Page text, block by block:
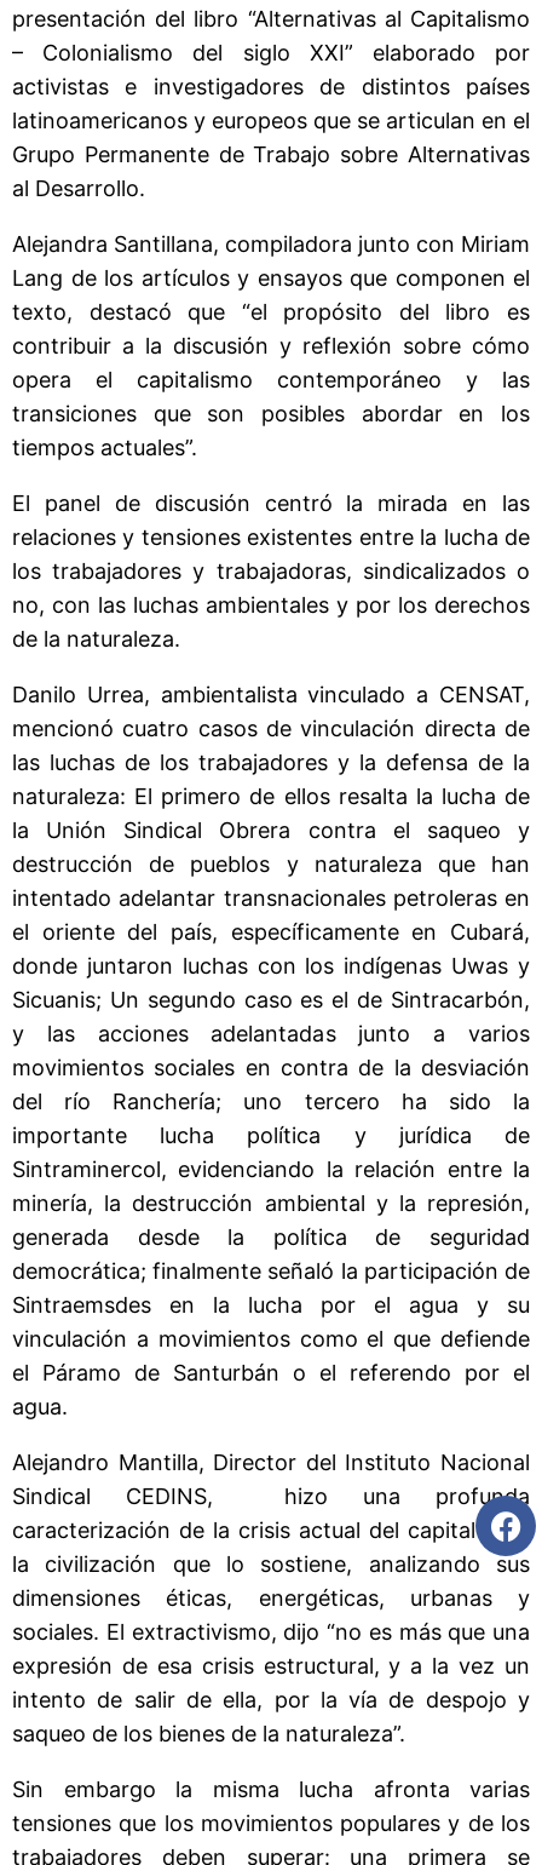
presentación del libro “Alternativas al Capitalismo
– Colonialismo del siglo XXI” elaborado por
activistas e investigadores de distintos países
latinoamericanos y europeos que se articulan en el
Grupo Permanente de Trabajo sobre Alternativas
al Desarrollo.
Alejandra Santillana, compiladora junto con Miriam
Lang de los artículos y ensayos que componen el
texto, destacó que “el propósito del libro es
contribuir a la discusión y reflexión sobre cómo
opera el capitalismo contemporáneo y las
transiciones que son posibles abordar en los
tiempos actuales”.
El panel de discusión centró la mirada en las
relaciones y tensiones existentes entre la lucha de
los trabajadores y trabajadoras, sindicalizados o
no, con las luchas ambientales y por los derechos
de la naturaleza.
Danilo Urrea, ambientalista vinculado a CENSAT,
mencionó cuatro casos de vinculación directa de
las luchas de los trabajadores y la defensa de la
naturaleza: El primero de ellos resalta la lucha de
la Unión Sindical Obrera contra el saqueo y
destrucción de pueblos y naturaleza que han
intentado adelantar transnacionales petroleras en
el oriente del país, específicamente en Cubará,
donde juntaron luchas con los indígenas Uwas y
Sicuanis; Un segundo caso es el de Sintracarbón,
y las acciones adelantadas junto a varios
movimientos sociales en contra de la desviación
del río Ranchería; uno tercero ha sido la
importante lucha política y jurídica de
Sintraminercol, evidenciando la relación entre la
minería, la destrucción ambiental y la represión,
generada desde la política de seguridad
democrática; finalmente señaló la participación de
Sintraemsdes en la lucha por el agua y su
vinculación a movimientos como el que defiende
el Páramo de Santurbán o el referendo por el
agua.
Alejandro Mantilla, Director del Instituto Nacional
Sindical CEDINS, hizo una profunda
caracterización de la crisis actual del capital y de
la civilización que lo sostiene, analizando sus
dimensiones éticas, energéticas, urbanas y
sociales. El extractivismo, dijo “no es más que una
expresión de esa crisis estructural, y a la vez un
intento de salir de ella, por la vía de despojo y
saqueo de los bienes de la naturaleza”.
Sin embargo la misma lucha afronta varias
tensiones que los movimientos populares y de los
trabajadores deben superar: una primera se